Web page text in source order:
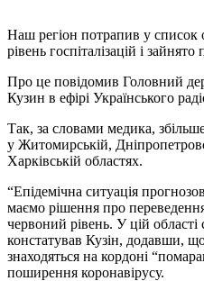
Наш регіон потрапив у список
рівень госпіталізацій і
Про це повідомив Головний
Кузин в ефірі Українського
Так, за словами медика,
у Житомирській,
Харківській областях.
“Епідемічна ситуація
маємо рішення про
червоний рівень. У цій області
констатував Кузін, додавши, що
знаходяться на кордоні
поширення коронавірусу.